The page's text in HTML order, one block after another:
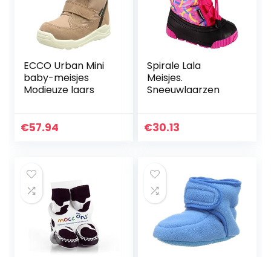
ECCO Urban Mini
baby-meisjes
Modieuze laars
€57.94
Spirale Lala
Meisjes.
Sneeuwlaarzen
€30.13